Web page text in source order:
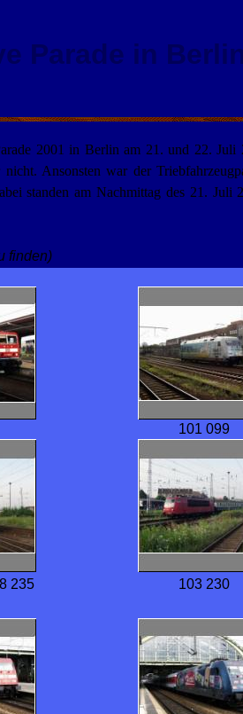
Parade in
2001 in Berlin am 21. und 22.
Ansonsten war der
standen am Nachmittag des 21.
finden)
101 099
235 103 230